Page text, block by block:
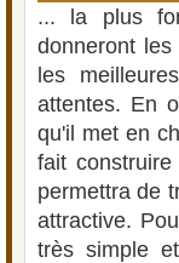
... la plus
donneront
les
attentes. En
qu'il met en
fait
permettra de
attractive.
très simple